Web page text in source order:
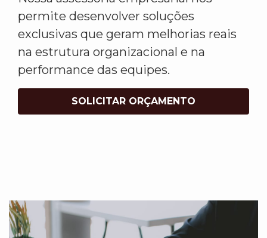
permite desenvolver soluções
exclusivas que geram melhorias reais
na estrutura organizacional e na
performance das equipes.
SOLICITAR ORÇAMENTO